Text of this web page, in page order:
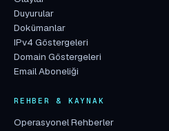
Duyurular
Dokümanlar
IPv4 Göstergeleri
Domain Göstergeleri
Email Aboneliği
REHBER & KAYNAK
Operasyonel Rehberler